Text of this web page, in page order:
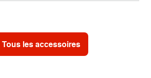
Tous les accessoires